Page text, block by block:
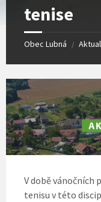
tenise
Obec Lubná /
V době vánočních
tenisu v této